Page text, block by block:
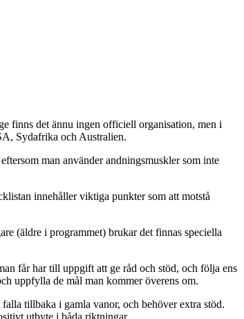
finns det ännu ingen officiell organisation, men i
Sydafrika och Australien.
man använder andningsmuskler som inte
innehåller viktiga punkter som att motstå
(äldre i programmet) brukar det finnas speciella
får har till uppgift att ge råd och stöd, och följa ens
uppfylla de mål man kommer överens om.
tillbaka i gamla vanor, och behöver extra stöd.
utbyte i båda riktningar.